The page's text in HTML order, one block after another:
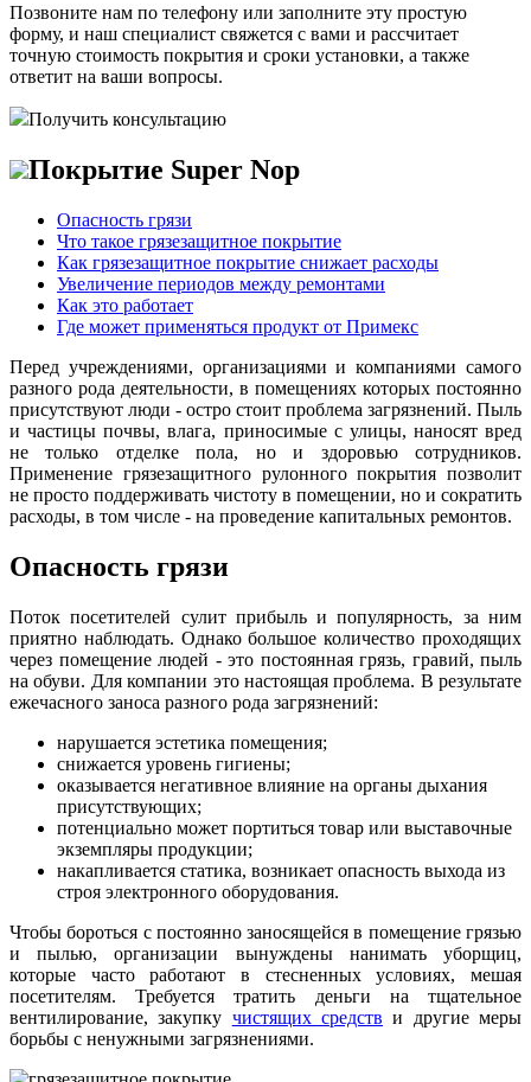
Позвоните нам по телефону или заполните эту простую
форму, и наш специалист свяжется с вами и рассчитает
точную стоимость покрытия и сроки установки, а также
ответит на ваши вопросы.
Получить консультацию
Покрытие Super Nop
Опасность грязи
Что такое грязезащитное покрытие
Как грязезащитное покрытие снижает расходы
Увеличение периодов между ремонтами
Как это работает
Где может применяться продукт от Примекс
Перед учреждениями, организациями и компаниями самого
разного рода деятельности, в помещениях которых постоянно
присутствуют люди - остро стоит проблема загрязнений. Пыль
и частицы почвы, влага, приносимые с улицы, наносят вред
не только отделке пола, но и здоровью сотрудников.
Применение грязезащитного рулонного покрытия позволит
не просто поддерживать чистоту в помещении, но и сократить
расходы, в том числе - на проведение капитальных ремонтов.
Опасность грязи
Поток посетителей сулит прибыль и популярность, за ним
приятно наблюдать. Однако большое количество проходящих
через помещение людей - это постоянная грязь, гравий, пыль
на обуви. Для компании это настоящая проблема. В результате
ежечасного заноса разного рода загрязнений:
нарушается эстетика помещения;
снижается уровень гигиены;
оказывается негативное влияние на органы дыхания
присутствующих;
потенциально может портиться товар или выставочные
экземпляры продукции;
накапливается статика, возникает опасность выхода из
строя электронного оборудования.
Чтобы бороться с постоянно заносящейся в помещение грязью
и пылью, организации вынуждены нанимать уборщиц,
которые часто работают в стесненных условиях, мешая
посетителям. Требуется тратить деньги на тщательное
вентилирование, закупку чистящих средств и другие меры
борьбы с ненужными загрязнениями.